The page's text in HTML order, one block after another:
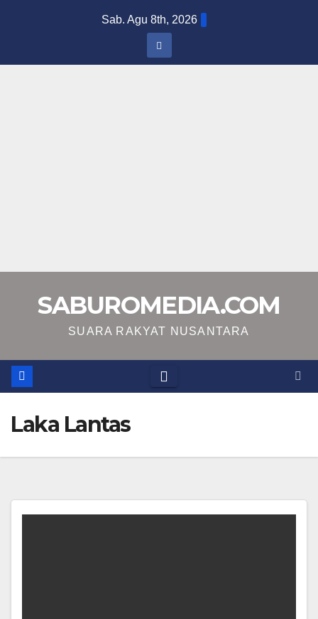
Sab. Agu 8th, 2026
SABUROMEDIA.COM
SUARA RAKYAT NUSANTARA
Laka Lantas